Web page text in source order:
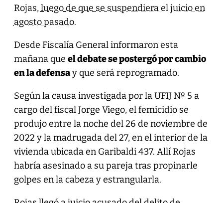
Rojas,luego de que se suspendiera el juicio en
agosto pasado.
Desde Fiscalía General informaron esta
mañana que el debate se postergó por cambio
en la defensay que será reprogramado.
Según la causa investigada por la UFIJ Nº 5 a
cargo del fiscal Jorge Viego, el femicidio se
produjo entre la noche del 26 de noviembre de
2022 y la madrugada del 27, en el interior de la
vivienda ubicada en Garibaldi 437. Allí Rojas
habría asesinado a su pareja tras propinarle
golpes en la cabeza y estrangularla.